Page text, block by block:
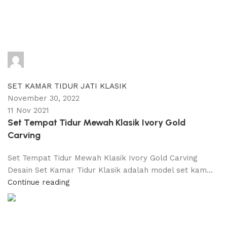
SET KAMAR TIDUR JATI KLASIK
November 30, 2022
11 Nov 2021
Set Tempat Tidur Mewah Klasik Ivory Gold
Carving
Set Tempat Tidur Mewah Klasik Ivory Gold Carving
Desain Set Kamar Tidur Klasik adalah model set kam...
Continue reading